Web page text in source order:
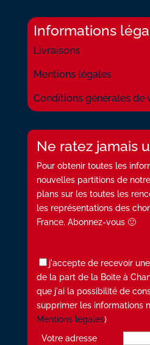
Informations
Livraisons
Mentions légales
Conditions générales de
Ne ratez jamais
Pour obtenir toutes les
nouvelles partitions de
plans sur les toutes les
les représentations des
France. Abonnez-vous 🙂
j'accepte de recevoir
de la part de la Boite à
que j'ai la possibilité de
supprimer les informations
Mentions légales)
Votre adresse